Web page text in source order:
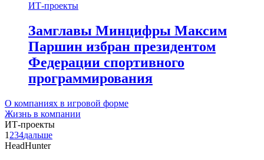
ИТ-проекты
Замглавы Минцифры Максим
Паршин избран президентом
Федерации спортивного
программирования
О компаниях в игровой форме
Жизнь в компании
ИТ-проекты
1 234дальше
HeadHunter